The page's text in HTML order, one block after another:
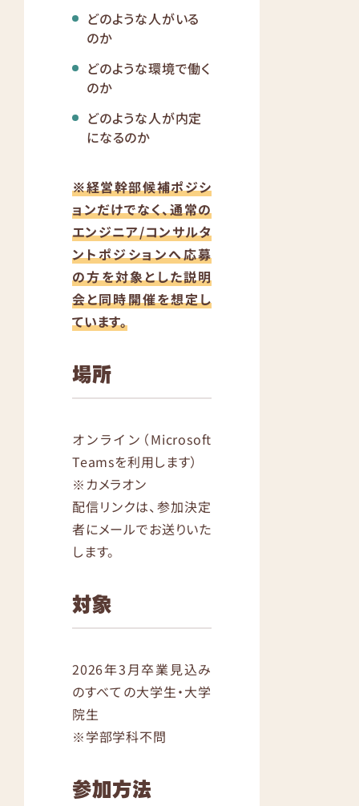
どのような人がいる
のか
どのような環境で働く
のか
どのような人が内定
になるのか
※経営幹部候補ポジシ
ョンだけでなく、通常の
エンジニア/コンサルタ
ントポジションへ応募
の方を対象とした説明
会と同時開催を想定し
ています。
場所
オンライン（Microsoft
Teamsを利用します）
※カメラオン
配信リンクは、参加決定
者にメールでお送りいた
します。
対象
2026年3月卒業見込み
のすべての大学生・大学
院生
※学部学科不問
参加方法